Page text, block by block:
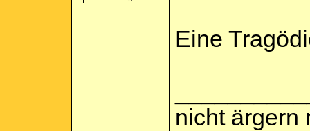
Eine
nicht ärgern